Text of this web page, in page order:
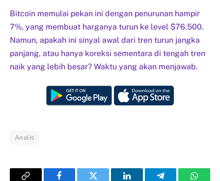
Bitcoin memulai pekan ini dengan penurunan hampir
7%, yang membuat harganya turun ke level $76.500.
Namun, apakah ini sinyal awal dari tren turun jangka
panjang, atau hanya koreksi sementara di tengah tren
naik yang lebih besar? Waktu yang akan menjawab.
Analis